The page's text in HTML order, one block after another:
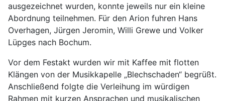
ausgezeichnet wurden, konnte jeweils nur ein kleine
Abordnung teilnehmen. Für den Arion fuhren Hans
Overhagen, Jürgen Jeromin, Willi Grewe und Volker
Lüpges nach Bochum.
Vor dem Festakt wurden wir mit Kaffee mit flotten
Klängen von der Musikkapelle „Blechschaden“ begrüßt.
Anschließend folgte die Verleihung im würdigen
Rahmen mit kurzen Ansprachen und musikalischen